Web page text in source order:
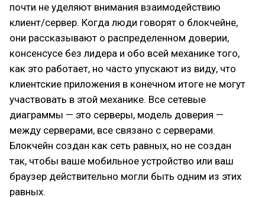
почти не уделяют внимания взаимодействию
клиент/сервер. Когда люди говорят о блокчейне,
они рассказывают о распределенном доверии,
консенсусе без лидера и обо всей механике того,
как это работает, но часто упускают из виду, что
клиентские приложения в конечном итоге не могут
участвовать в этой механике. Все сетевые
диаграммы — это серверы, модель доверия —
между серверами, все связано с серверами.
Блокчейн создан как сеть равных, но не создан
так, чтобы ваше мобильное устройство или ваш
браузер действительно могли быть одним из этих
равных.